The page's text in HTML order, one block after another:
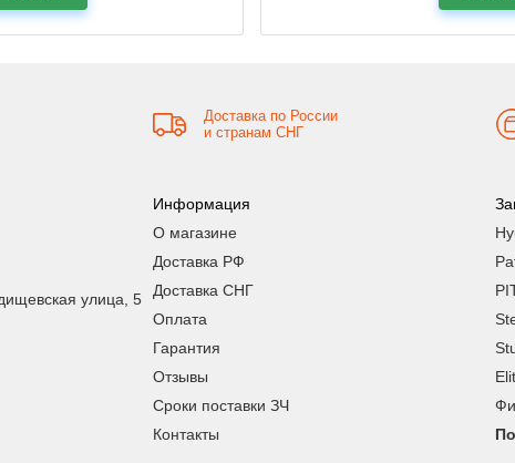
Доставка по России
и странам СНГ
улица, 5
Информация
О магазине
Доставка РФ
Доставка СНГ
Оплата
Гарантия
Отзывы
Сроки поставки ЗЧ
Контакты